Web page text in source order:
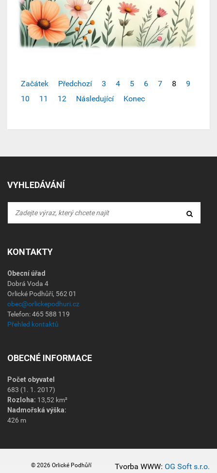
Začátek Předchozí 3 4 5 6 7 8
9
10
11 12 Následující Konec
VYHLEDÁVÁNÍ
KONTAKTY
Obecní úřad
Dobrá Voda 4
Orlické Podhůří, 562 01
obec@orlickepodhuri.cz
Telefon: 465 588 119
Přehled kontaktů
OBECNÉ INFORMACE
Počet obyvatel
683 (1. 1. 2017)
Rozloha: 13,52 km²
Nadmořská výška:
426 m
Tvorba WWW: OG Soft s.r.o.
© 2026 Orlické Podhůří